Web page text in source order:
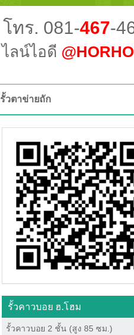
โทร. 081-467-
ไลน์ไอดี
รั้วตาข่ายถัก
รั้วคาวบอย ฮ.โฮม
รั้วคาวบอย 2 ชั้น (สูง 85 ซม.)